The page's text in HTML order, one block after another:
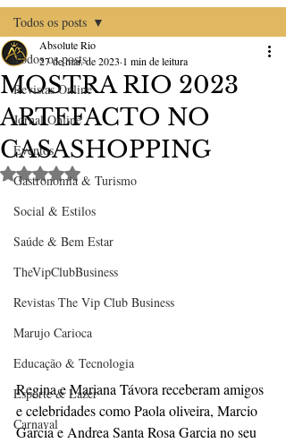
Todos os posts
Revistas Online
Jornal Online
Eventos
Gastronomia & Turismo
Social & Estilos
Saúde & Bem Estar
TheVipClubBusiness
Revistas The Vip Club Business
Marujo Carioca
Educação & Tecnologia
Esporte & Lazer
Carnaval
Todos os posts
MOSTRA RIO 2023
ARTEFACTO NO
CASASHOPPING
Absolute Rio
27 de mar. de 2023 1 min de leitura
Avaliado com NaN de 5 estrelas.
Regina e Mariana Távora receberam amigos
e celebridades como Paola oliveira, Marcio
Garcia e Andrea Santa Rosa Garcia no seu